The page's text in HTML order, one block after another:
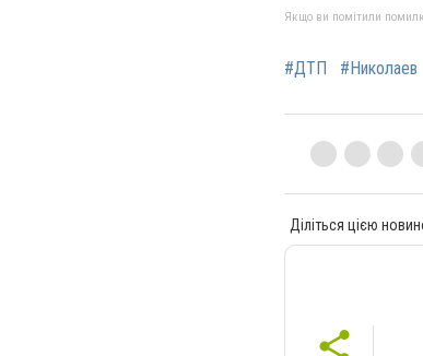
Якщо ви помітили
#ДТП #Николаев
Діліться цією